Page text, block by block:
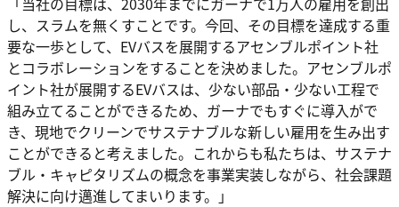
し、スラムを無くすことです。今回、その目標を達成する重
要な一歩として、EVバスを展開するアセンブルポイント社
とコラボレーションをすることを決めました。アセンブルポ
イント社が展開するEVバスは、少ない部品・少ない工程で
組み立てることができるため、ガーナでもすぐに導入がで
き、現地でクリーンでサステナブルな新しい雇用を生み出す
ことができると考えました。これからも私たちは、サステナ
ブル・キャピタリズムの概念を事業実装しながら、社会課題
解決に向け邁進してまいります。」